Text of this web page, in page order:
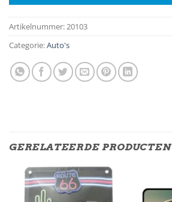
Artikelnummer:20103
Categorie:Auto's
GERELATEERDE PRODUCTEN